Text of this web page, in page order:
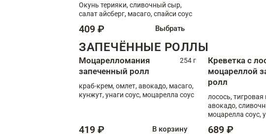
Окунь терияки, сливочный сыр,
салат айсберг, масаго, спайси соус
409 ₽ Выбрать
ЗАПЕЧЁННЫЕ РОЛЛЫ
Моцарелломания
запеченный ролл
254 г
краб-крем, омлет, авокадо, масаго,
кунжут, унаги соус, моцарелла соус
419 ₽ В корзину
Креветка с
моцареллой
ролл
лосось, тигровая
авокадо,
моцарелла соус,
689 ₽